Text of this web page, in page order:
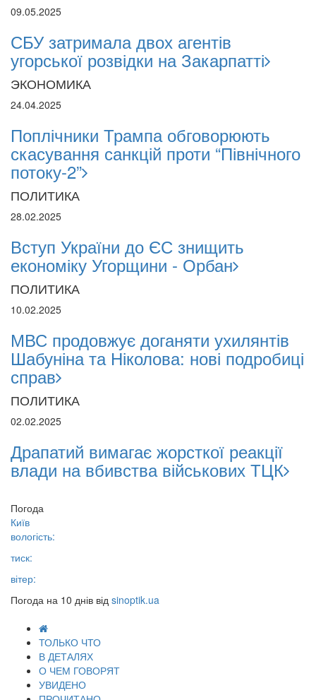
09.05.2025
СБУ затримала двох агентів
угорської розвідки на Закарпатті
ЭКОНОМИКА
24.04.2025
Поплічники Трампа обговорюють
скасування санкцій проти “Північного
потоку-2”
ПОЛИТИКА
28.02.2025
Вступ України до ЄС знищить
економіку Угорщини - Орбан
ПОЛИТИКА
10.02.2025
МВС продовжує доганяти ухилянтів
Шабуніна та Ніколова: нові подробиці
справ
ПОЛИТИКА
02.02.2025
Драпатий вимагає жорсткої реакції
влади на вбивства військових ТЦК
Погода
Київ
вологість:
тиск:
вітер:
Погода на 10 днів від sinoptik.ua
ТОЛЬКО ЧТО
В ДЕТАЛЯХ
О ЧЕМ ГОВОРЯТ
УВИДЕНО